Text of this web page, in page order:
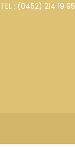
TEL : (0452) 214 19 95